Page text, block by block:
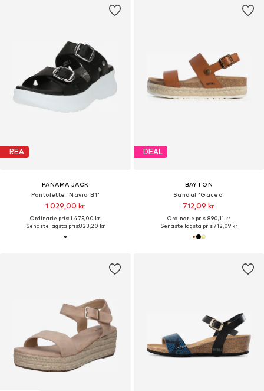
REA
PANAMA JACK
Pantolette 'Navia B1'
1 029,00 kr
Ordinarie pris: 1 475,00 kr
Senaste lägsta pris:823,20 kr
DEAL
BAYTON
Sandal 'Gaceo'
712,09 kr
Ordinarie pris: 890,11 kr
Senaste lägsta pris:712,09 kr